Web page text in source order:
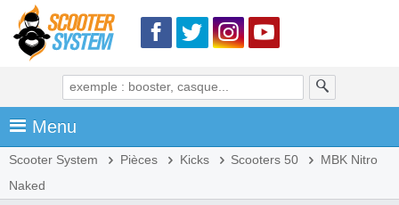
Menu
Scooter System Pièces Kicks Scooters 50
MBK Nitro
Naked